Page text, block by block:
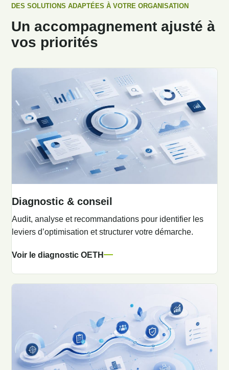
DES SOLUTIONS ADAPTÉES À VOTRE ORGANISATION
Un accompagnement ajusté à
vos priorités
Diagnostic & conseil
Audit, analyse et recommandations pour identifier les
leviers d’optimisation et structurer votre démarche.
Voir le diagnostic OETH